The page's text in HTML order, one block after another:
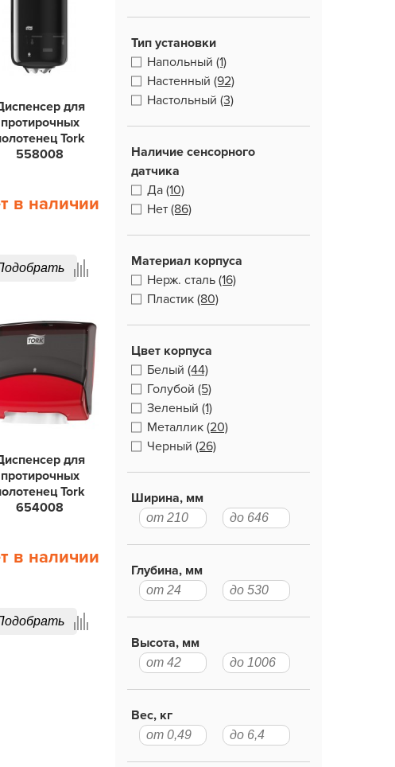
Тип установки
Напольный (1)
Настенный (92)
Настольный (3)
Наличие сенсорного
датчика
Да (10)
Нет (86)
Материал корпуса
Нерж. сталь (16)
Пластик (80)
Цвет корпуса
Белый (44)
Голубой (5)
Зеленый (1)
Металлик (20)
Черный (26)
Ширина, мм
Глубина, мм
Высота, мм
Вес, кг
для
протирочных
Tork
558008
в наличии
для
протирочных
Tork
654008
в наличии